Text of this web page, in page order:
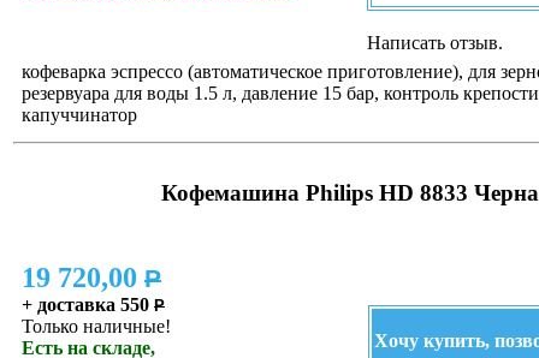
Написать отзыв.
кофеварка эспрессо (автоматическое приготовление), для
резервуара для воды 1.5 л, давление 15 бар, контроль
капуччинатор
Кофемашина Philips HD 8833
19 720,00 P
+ доставка 550 P
Только наличные!
Есть на складе,
Хочу купить,